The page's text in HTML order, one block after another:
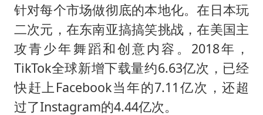
针对每个市场做彻底的本地化。在日本玩
二次元，在东南亚搞搞笑挑战，在美国主
攻青少年舞蹈和创意内容。2018年，
TikTok全球新增下载量约6.63亿次，已经
快赶上Facebook当年的7.11亿次，还超
过了Instagram的4.44亿次。